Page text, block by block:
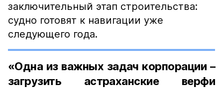
заключительный этап строительства:
судно готовят к навигации уже
следующего года.
«Одна из важных задач корпорации –
загрузить астраханские верфи